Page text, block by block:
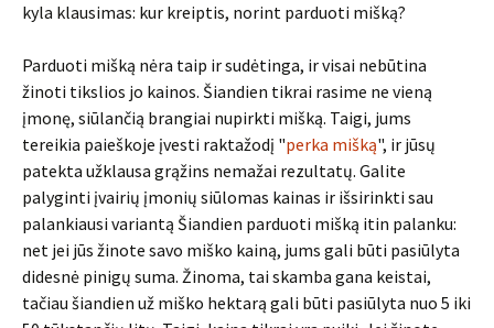
kyla klausimas: kur kreiptis, norint parduoti mišką?
Parduoti mišką nėra taip ir sudėtinga, ir visai nebūtina
žinoti tikslios jo kainos. Šiandien tikrai rasime ne vieną
įmonę, siūlančią brangiai nupirkti mišką. Taigi, jums
tereikia paieškoje įvesti raktažodį "perka mišką", ir jūsų
patekta užklausa grąžins nemažai rezultatų. Galite
palyginti įvairių įmonių siūlomas kainas ir išsirinkti sau
palankiausi variantą Šiandien parduoti mišką itin palanku:
net jei jūs žinote savo miško kainą, jums gali būti pasiūlyta
didesnė pinigų suma. Žinoma, tai skamba gana keistai,
tačiau šiandien už miško hektarą gali būti pasiūlyta nuo 5 iki